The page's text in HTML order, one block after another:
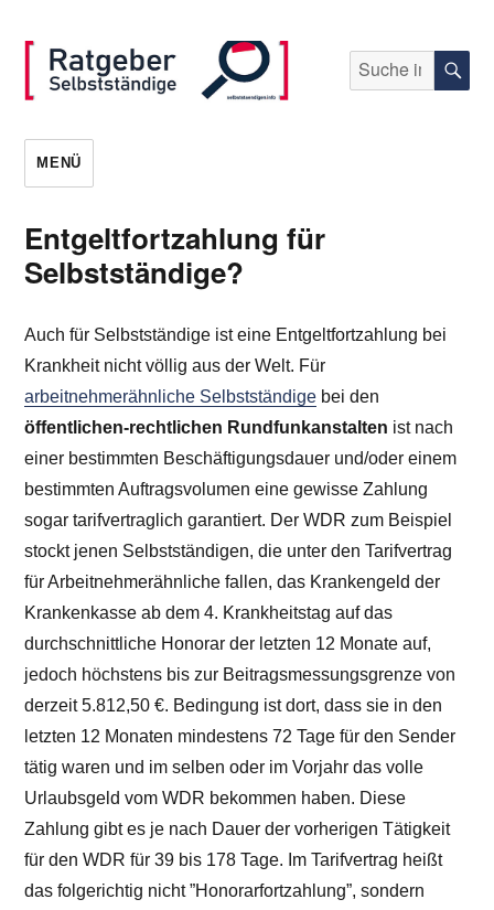
selbststaendigen.info
Suche
nach:
MENÜ
Entgeltfortzahlung für
Selbstständige?
Auch für Selbstständige ist eine Entgeltfortzahlung bei
Krankheit nicht völlig aus der Welt. Für
arbeitnehmerähnliche Selbstständige bei den
öffentlichen-rechtlichen Rundfunkanstalten ist nach
einer bestimmten Beschäftigungsdauer und/oder einem
bestimmten Auftragsvolumen eine gewisse Zahlung
sogar tarifvertraglich garantiert. Der WDR zum Beispiel
stockt jenen Selbstständigen, die unter den Tarifvertrag
für Arbeitnehmerähnliche fallen, das Krankengeld der
Krankenkasse ab dem 4. Krankheitstag auf das
durchschnittliche Honorar der letzten 12 Monate auf,
jedoch höchstens bis zur Beitragsmessungsgrenze von
derzeit5.812,50 €. Bedingung ist dort, dass sie in den
letzten 12 Monaten mindestens 72 Tage für den Sender
tätig waren und im selben oder im Vorjahr das volle
Urlaubsgeld vom WDR bekommen haben. Diese
Zahlung gibt es je nach Dauer der vorherigen Tätigkeit
für den WDR für 39 bis 178 Tage. Im Tarifvertrag heißt
das folgerichtig nicht ”Honorarfortzahlung”, sondern